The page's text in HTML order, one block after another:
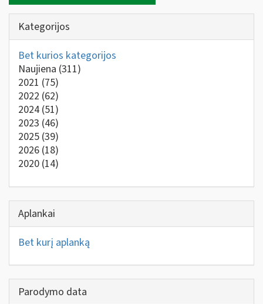
Kategorijos
Bet kurios kategorijos
Naujiena (311)
2021 (75)
2022 (62)
2024 (51)
2023 (46)
2025 (39)
2026 (18)
2020 (14)
Aplankai
Bet kurį aplanką
Parodymo data